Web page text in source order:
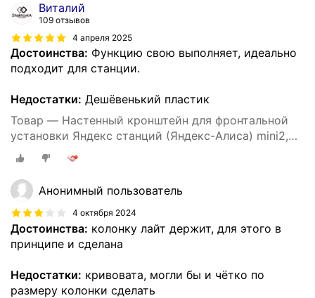
Виталий
109 отзывов
4 апреля 2025
Достоинства: Функцию свою выполняет, идеально
подходит для станции.
Недостатки: Дешёвенький пластик
Товар — Настенный кронштейн для фронтальной
установки Яндекс станций (Яндекс-Алиса) mini2,
3D печать, черный
Анонимный пользователь
4 октября 2024
Достоинства: колонку лайт держит, для этого в
принципе и сделана
Недостатки: кривовата, могли бы и чётко по
размеру колонки сделать